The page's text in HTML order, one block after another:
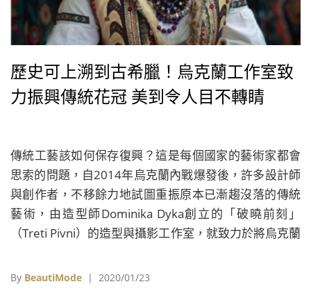
歷史可上溯到古希臘！烏克蘭工作室致
力振興傳統花冠 美到令人目不轉睛
傳統工藝該如何保存復興？這是每個國家的藝術家都會
思索的問題，自2014年烏克蘭內戰爆發後，許多設計師
與創作者，不移餘力地試圖重振原本已漸趨沒落的傳統
藝術，由造型師Dominika Dyka創立的「破曉前刻」
（Treti Pivni）的造型與攝影工作室，就致力於將烏克蘭
作，重新帶進一般人的日常認知中。
By BeautiMode | 2020/01/23